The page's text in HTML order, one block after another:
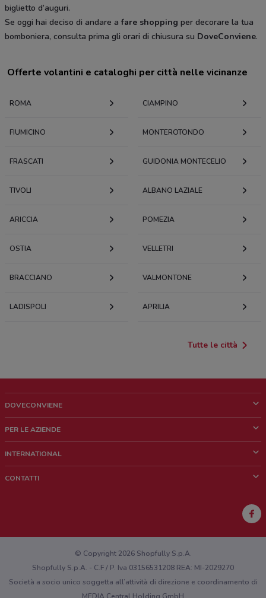
biglietto d’auguri.
Se oggi hai deciso di andare afare shopping per decorare la tua
bomboniera, consulta prima gli orari di chiusura su DoveConviene.
Offerte volantini e cataloghi per città nelle vicinanze
ROMA CIAMPINO
FIUMICINO MONTEROTONDO
FRASCATI GUIDONIA MONTECELIO
TIVOLI ALBANO LAZIALE
ARICCIA POMEZIA
OSTIA VELLETRI
BRACCIANO VALMONTONE
LADISPOLI APRILIA
Tutte le città
DOVECONVIENE
Chi siamo
Lavora con noi
PER LE AZIENDE
Richieste commerciali e marketing
INTERNATIONAL
CONTATTI
Hai un malfunzionamento sul web o sull'app?
© Copyright 2026 Shopfully S.p.A.
Shopfully S.p.A. - C.F / P. Iva 03156531208 REA: MI-2029270
Società a socio unico soggetta all’attività di direzione e coordinamento di